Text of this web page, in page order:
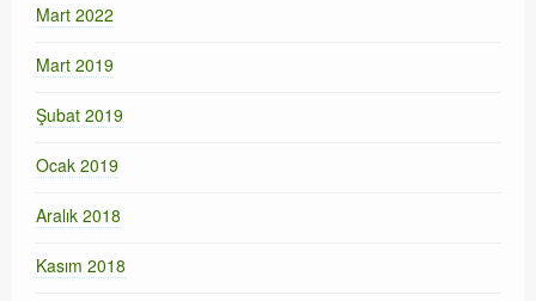
Mart 2022
Mart 2019
Şubat 2019
Ocak 2019
Aralık 2018
Kasım 2018